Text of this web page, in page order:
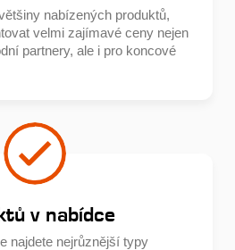
nabízených produktů,
velmi zajímavé ceny nejen
partnery, ale i pro koncové
v nabídce
najdete nejrůznější typy